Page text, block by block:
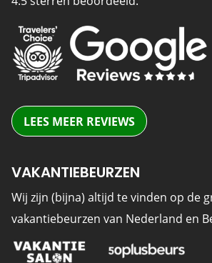
LEES MEER REVIEWS
VAKANTIEBEURZEN
Wij zijn (bijna) altijd te vinden op de
vakantiebeurzen van Nederland en